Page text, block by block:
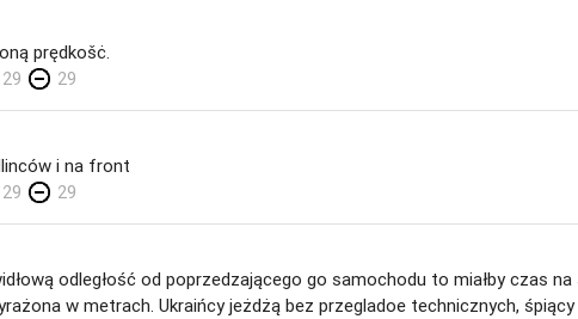
prędkošċ.
29 29
i na front
29 29
odległość od poprzedzającego go samochodu to miałby czas
w metrach. Ukraińcy jeżdżą bez przegladoe technicznych,